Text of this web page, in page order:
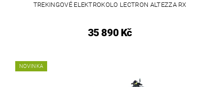
TREKINGOVÉ ELEKTROKOLO LECTRON ALTEZZA RX
35 890 Kč
NOVINKA